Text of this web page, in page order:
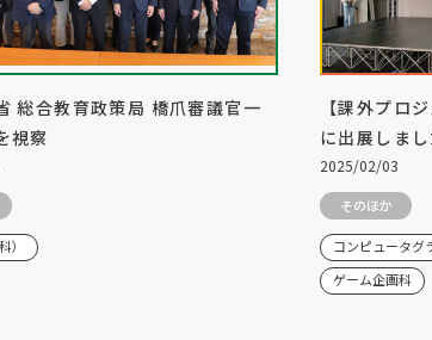
総合教育政策局 橋爪審議官一
視察
）
【課外プロ
に出展しまし
2025/02/03
そのほか
コンピュータグ
ゲーム企画科